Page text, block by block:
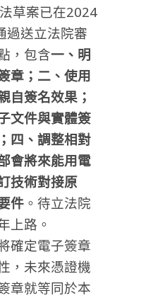
草案已在2024
過送立法院審
，包含一、明
章；二、使用
自簽名效果；
文件與實體簽
四、調整相對
會將來能用電
技術對接原
件 。待立法院
上路。
確定電子簽章
，未來憑證機
章就等同於本